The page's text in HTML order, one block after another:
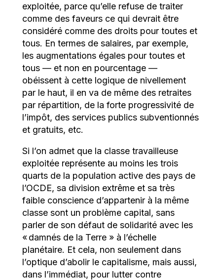
exploitée, parce qu’elle refuse de traiter
comme des faveurs ce qui devrait être
considéré comme des droits pour toutes et
tous. En termes de salaires, par exemple,
les augmentations égales pour toutes et
tous — et non en pourcentage —
obéissent à cette logique de nivellement
par le haut, il en va de même des retraites
par répartition, de la forte progressivité de
l’impôt, des services publics subventionnés
et gratuits, etc.
Si l’on admet que la classe travailleuse
exploitée représente au moins les trois
quarts de la population active des pays de
l’OCDE, sa division extrême et sa très
faible conscience d’appartenir à la même
classe sont un problème capital, sans
parler de son défaut de solidarité avec les
« damnés de la Terre » à l’échelle
planétaire. Et cela, non seulement dans
l’optique d’abolir le capitalisme, mais aussi,
dans l’immédiat, pour lutter contre